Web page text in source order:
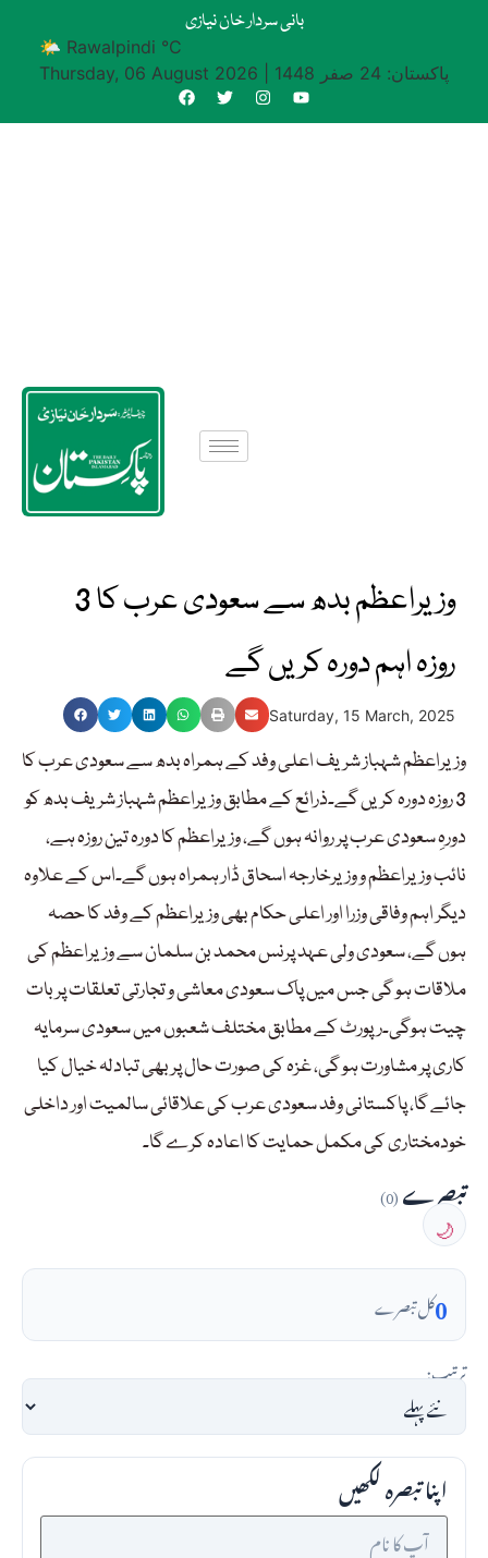
بانی سردار خان نیازی
🌤 Rawalpindi °C
Thursday, 06 August 2026
پاکستان: 24 صفر 1448
وزیراعظم بدھ سے سعودی عرب کا 3
روزہ اہم دورہ کریں گے
Saturday, 15 March, 2025
وزیراعظم شہباز شریف اعلی وفد کے ہمراہ بدھ سے سعودی عرب کا
3 روزہ دورہ کریں گے۔ذرائع کے مطابق وزیراعظم شہباز شریف بدھ کو
دورہِ سعودی عرب پر روانہ ہوں گے، وزیراعظم کا دورہ تین روزہ ہے،
نائب وزیراعظم و وزیرخارجہ اسحاق ڈار ہمراہ ہوں گے۔اس کے علاوہ
دیگر اہم وفاقی وزرا اور اعلی حکام بھی وزیراعظم کے وفد کا حصہ
ہوں گے، سعودی ولی عہد پرنس محمد بن سلمان سے وزیراعظم کی
ملاقات ہو گی جس میں پاک سعودی معاشی و تجارتی تعلقات پربات
چیت ہوگی۔رپورٹ کے مطابق مختلف شعبوں میں سعودی سرمایہ
کاری پر مشاورت ہو گی، غزہ کی صورت حال پر بھی تبادلہ خیال کیا
جائے گا، پاکستانی وفد سعودی عرب کی علاقائی سالمیت اور داخلی
خودمختاری کی مکمل حمایت کا اعادہ کرے گا۔
تبصرے(0)
🌙
0کل تبصرے
ترتیب:
اپنا تبصرہ لکھیں